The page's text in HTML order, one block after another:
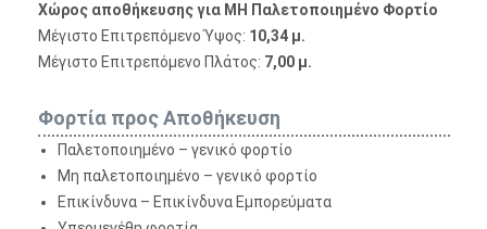
Χώρος αποθήκευσης για ΜΗ Παλετοποιημένο Φορτίο
Μέγιστο Επιτρεπόμενο Ύψος: 10,34 μ.
Μέγιστο Επιτρεπόμενο Πλάτος: 7,00 μ.
Φορτία προς Αποθήκευση
Παλετοποιημένο – γενικό φορτίο
Μη παλετοποιημένο – γενικό φορτίο
Επικίνδυνα – Επικίνδυνα Εμπορεύματα